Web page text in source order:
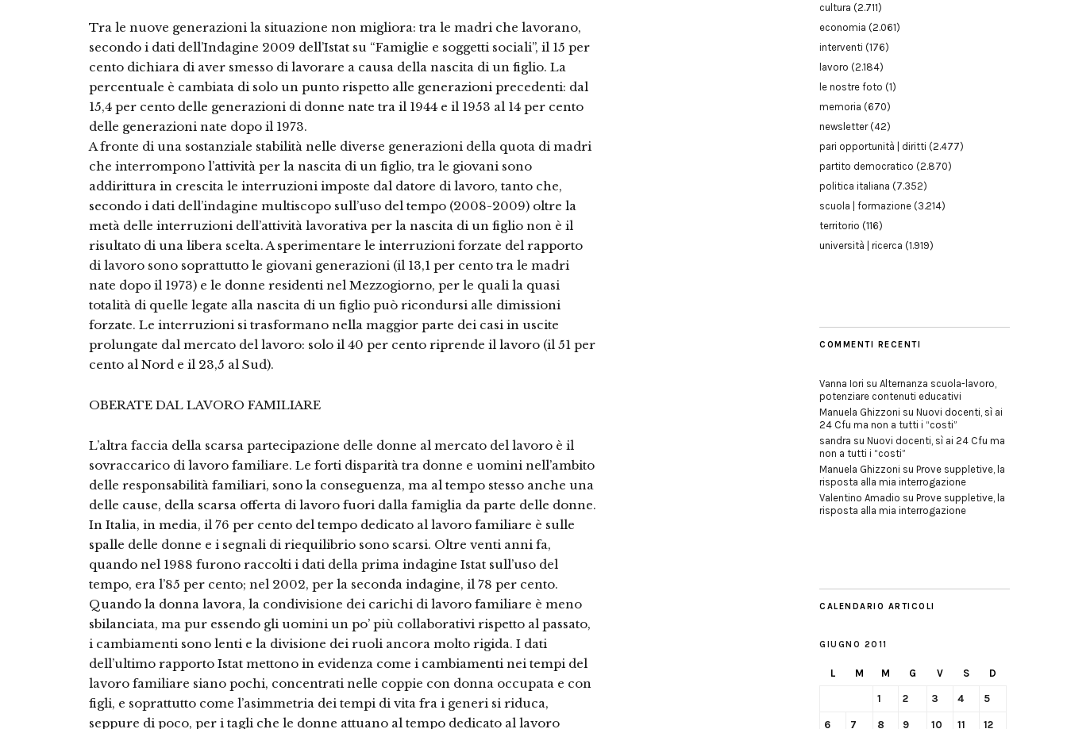
Tra le nuove generazioni la situazione non migliora: tra le madri che lavorano,
secondo i dati dell’Indagine 2009 dell’Istat su “Famiglie e soggetti sociali”, il 15 per
cento dichiara di aver smesso di lavorare a causa della nascita di un figlio. La
percentuale è cambiata di solo un punto rispetto alle generazioni precedenti: dal
15,4 per cento delle generazioni di donne nate tra il 1944 e il 1953 al 14 per cento
delle generazioni nate dopo il 1973.
A fronte di una sostanziale stabilità nelle diverse generazioni della quota di madri
che interrompono l’attività per la nascita di un figlio, tra le giovani sono
addirittura in crescita le interruzioni imposte dal datore di lavoro, tanto che,
secondo i dati dell’indagine multiscopo sull’uso del tempo (2008-2009) oltre la
metà delle interruzioni dell’attività lavorativa per la nascita di un figlio non è il
risultato di una libera scelta. A sperimentare le interruzioni forzate del rapporto
di lavoro sono soprattutto le giovani generazioni (il 13,1 per cento tra le madri
nate dopo il 1973) e le donne residenti nel Mezzogiorno, per le quali la quasi
totalità di quelle legate alla nascita di un figlio può ricondursi alle dimissioni
forzate. Le interruzioni si trasformano nella maggior parte dei casi in uscite
prolungate dal mercato del lavoro: solo il 40 per cento riprende il lavoro (il 51 per
cento al Nord e il 23,5 al Sud).
OBERATE DAL LAVORO FAMILIARE
L’altra faccia della scarsa partecipazione delle donne al mercato del lavoro è il
sovraccarico di lavoro familiare. Le forti disparità tra donne e uomini nell’ambito
delle responsabilità familiari, sono la conseguenza, ma al tempo stesso anche una
delle cause, della scarsa offerta di lavoro fuori dalla famiglia da parte delle donne.
In Italia, in media, il 76 per cento del tempo dedicato al lavoro familiare è sulle
spalle delle donne e i segnali di riequilibrio sono scarsi. Oltre venti anni fa,
quando nel 1988 furono raccolti i dati della prima indagine Istat sull’uso del
tempo, era l’85 per cento; nel 2002, per la seconda indagine, il 78 per cento.
Quando la donna lavora, la condivisione dei carichi di lavoro familiare è meno
sbilanciata, ma pur essendo gli uomini un po’ più collaborativi rispetto al passato,
i cambiamenti sono lenti e la divisione dei ruoli ancora molto rigida. I dati
dell’ultimo rapporto Istat mettono in evidenza come i cambiamenti nei tempi del
lavoro familiare siano pochi, concentrati nelle coppie con donna occupata e con
figli, e soprattutto come l’asimmetria dei tempi di vita fra i generi si riduca,
seppure di poco, per i tagli che le donne attuano al tempo dedicato al lavoro
cultura (2.711)
economia (2.061)
interventi (176)
lavoro (2.184)
le nostre foto (1)
memoria (670)
newsletter(42)
pari opportunità | diritti (2.477)
partito democratico (2.870)
politica italiana (7.352)
scuola | formazione (3.214)
territorio (116)
università | ricerca (1.919)
COMMENTI RECENTI
Vanna Iori su Alternanza scuola-lavoro,
potenziare contenuti educativi
Manuela Ghizzoni su Nuovi docenti, sì ai
24 Cfu ma non a tutti i “costi”
sandra su Nuovi docenti, sì ai 24 Cfu ma
non a tutti i “costi”
Manuela Ghizzoni su Prove suppletive, la
risposta alla mia interrogazione
Valentino Amadio su Prove suppletive, la
risposta alla mia interrogazione
CALENDARIO ARTICOLI
GIUGNO 2011
L M M G V S D
1 2 3 4 5
6 7 8 9 10 11 12